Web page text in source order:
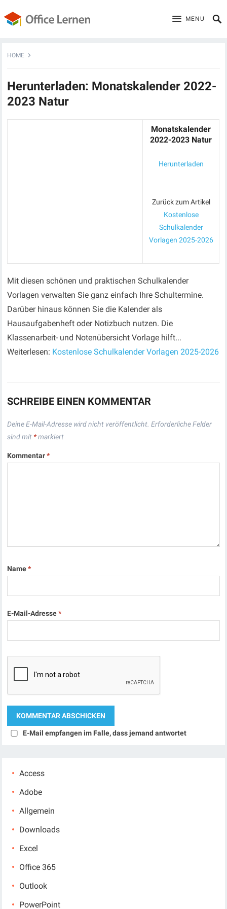
MENU
HOME
Herunterladen: Monatskalender 2022-
2023 Natur
Monatskalender
2022-2023 Natur
Herunterladen
Zurück zum Artikel
Kostenlose
Schulkalender
Vorlagen 2025-2026
Mit diesen schönen und praktischen Schulkalender
Vorlagen verwalten Sie ganz einfach Ihre Schultermine.
Darüber hinaus können Sie die Kalender als
Hausaufgabenheft oder Notizbuch nutzen. Die
Klassenarbeit- und Notenübersicht Vorlage hilft...
Weiterlesen: Kostenlose Schulkalender Vorlagen 2025-2026
SCHREIBE EINEN KOMMENTAR
Deine E-Mail-Adresse wird nicht veröffentlicht. Erforderliche Felder
sind mit *markiert
Kommentar*
Name*
E-Mail-Adresse*
E-Mail empfangen im Falle, dass jemand antwortet
Access
Adobe
Allgemein
Downloads
Excel
Office 365
Outlook
PowerPoint